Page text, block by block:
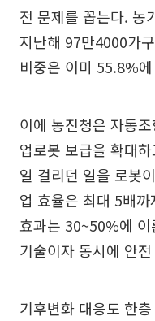
전 문제를 꼽는다. 농
지난해 97만4000가
비중은 이미 55.8%
이에 농진청은 자동
업로봇 보급을 확대
일 걸리던 일을 로봇
업 효율은 최대 5배
효과는 30~50%에
기술이자 동시에 안
기후변화 대응도 한